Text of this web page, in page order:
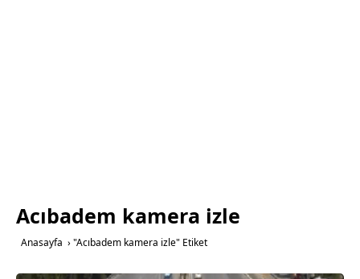
Acıbadem kamera izle
Anasayfa › "Acıbadem kamera izle" Etiket